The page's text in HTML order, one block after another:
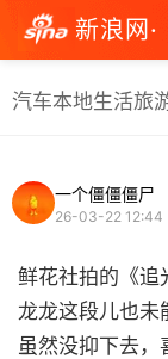
新浪网·
汽车本地生活旅
一个僵僵僵尸
26-03-22 12:44
鲜花社拍的《追
龙龙这段儿也未
虽然没抑下去，